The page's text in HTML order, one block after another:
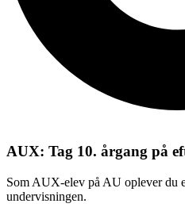
AUX: Tag 10. årgang på
Som AUX-elev på AU oplever du
undervisningen.